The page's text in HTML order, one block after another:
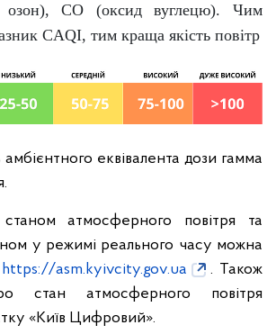
озон), CO (оксид вуглецю). Чим
CAQI, тим краща якість повітр
еквівалента дози гамма
атмосферного повітря та
у режимі реального часу можна
https://asm.kyivcity.gov.ua
. Також
стан атмосферного повітря
«Київ Цифровий».